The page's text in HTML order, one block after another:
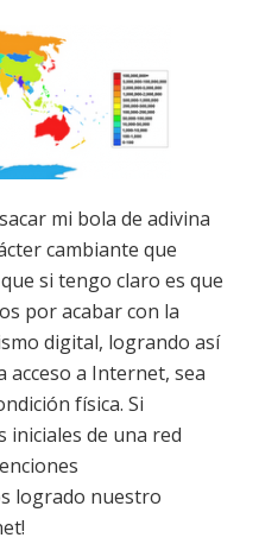
mi bola de adivina
cambiante que
si tengo claro es que
por acabar con la
digital, logrando así
a Internet, sea
física. Si
iniciales de una red
logrado nuestro